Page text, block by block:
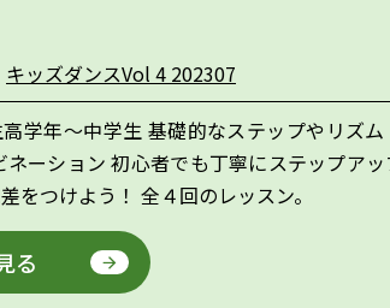
キッズダンスVol 4 202307
学年～中学生 基礎的なステップやリズ
ネーション 初心者でも丁寧にステップア
をつけよう！ 全４回のレッスン。
る